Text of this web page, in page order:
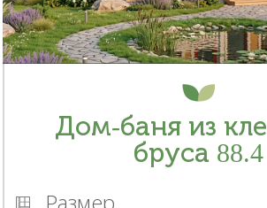
Дом-баня из
бруса 88.4